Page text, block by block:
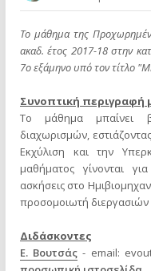
Το μάθημα της
ακαδ. έτος 2017-18 στην
7ο εξάμηνο υπό τον τίτλο
Συνοπτική περιγραφή
Το μάθημα μπαίνει
διαχωρισμών,
Εκχύλιση και την
μαθήματος γίνονται
ασκήσεις στο
προσομοιωτή διεργασιών
Διδάσκοντες
Ε. Βουτσάς - email: